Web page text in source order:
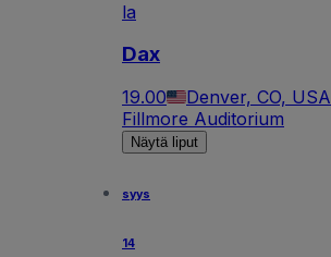
la
Dax
19.00 Denver, CO, USA
Fillmore Auditorium
Näytä liput
syys
14